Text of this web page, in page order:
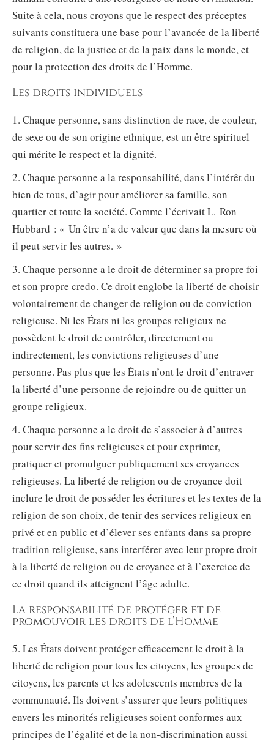
Suite à cela, nous croyons que le respect des préceptes
suivants constituera une base pour l’avancée de la liberté
de religion, de la justice et de la paix dans le monde, et
pour la protection des droits de l’Homme.
Les droits individuels
1. Chaque personne, sans distinction de race, de couleur,
de sexe ou de son origine ethnique, est un être spirituel
qui mérite le respect et la dignité.
2. Chaque personne a la responsabilité, dans l’intérêt du
bien de tous, d’agir pour améliorer sa famille, son
quartier et toute la société. Comme l’écrivait L. Ron
Hubbard : « Un être n’a de valeur que dans la mesure où
il peut servir les autres. »
3. Chaque personne a le droit de déterminer sa propre foi
et son propre credo. Ce droit englobe la liberté de choisir
volontairement de changer de religion ou de conviction
religieuse. Ni les États ni les groupes religieux ne
possèdent le droit de contrôler, directement ou
indirectement, les convictions religieuses d’une
personne. Pas plus que les États n’ont le droit d’entraver
la liberté d’une personne de rejoindre ou de quitter un
groupe religieux.
4. Chaque personne a le droit de s’associer à d’autres
pour servir des fins religieuses et pour exprimer,
pratiquer et promulguer publiquement ses croyances
religieuses. La liberté de religion ou de croyance doit
inclure le droit de posséder les écritures et les textes de la
religion de son choix, de tenir des services religieux en
privé et en public et d’élever ses enfants dans sa propre
tradition religieuse, sans interférer avec leur propre droit
à la liberté de religion ou de croyance et à l’exercice de
ce droit quand ils atteignent l’âge adulte.
La responsabilité de protéger et de
promouvoir les droits de l’Homme
5. Les États doivent protéger efficacement le droit à la
liberté de religion pour tous les citoyens, les groupes de
citoyens, les parents et les adolescents membres de la
communauté. Ils doivent s’assurer que leurs politiques
envers les minorités religieuses soient conformes aux
principes de l’égalité et de la non-discrimination aussi